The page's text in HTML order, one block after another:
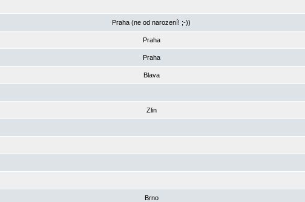
Praha (ne od narození! ;-))
Praha
Praha
Blava
Zlin
Brno